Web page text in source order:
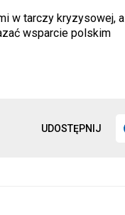
UDOSTĘPNIJ
w tarczy kryzysowej, a
wsparcie polskim